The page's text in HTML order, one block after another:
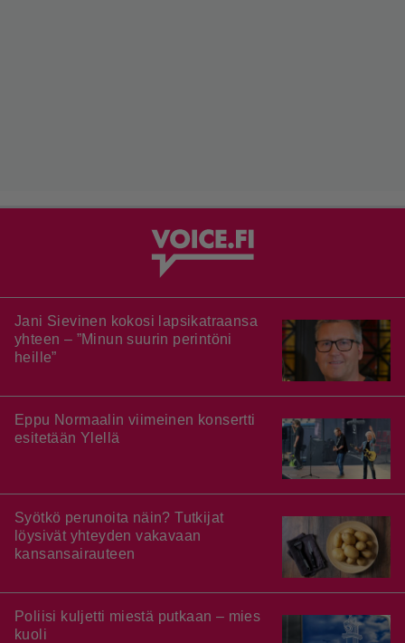
Jani Sievinen kokosi lapsikatraansa
yhteen – ”Minun suurin perintöni
heille”
Eppu Normaalin viimeinen konsertti
esitetään Ylellä
Syötkö perunoita näin? Tutkijat
löysivät yhteyden vakavaan
kansansairauteen
Poliisi kuljetti miestä putkaan – mies
kuoli